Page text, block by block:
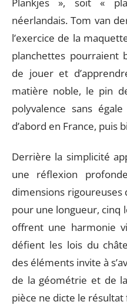
néerlandais. Tom van
l’exercice de la
planchettes pourraient
de jouer et
matière noble, le pin
polyvalence sans
d’abord en France, puis
Derrière la simplicité
une réflexion
dimensions rigoureuses
pour une longueur, cinq
offrent une harmonie
défient les lois du
des éléments invite à
de la géométrie et de
pièce ne dicte le résultat